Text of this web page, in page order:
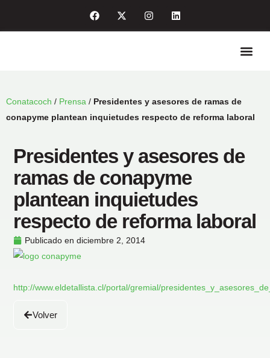
Conatacoch / Prensa / Presidentes y asesores de ramas de
conapyme plantean inquietudes respecto de reforma laboral
Presidentes y asesores de
ramas de conapyme
plantean inquietudes
respecto de reforma laboral
Publicado en diciembre 2, 2014
http://www.eldetallista.cl/portal/gremial/
Volver